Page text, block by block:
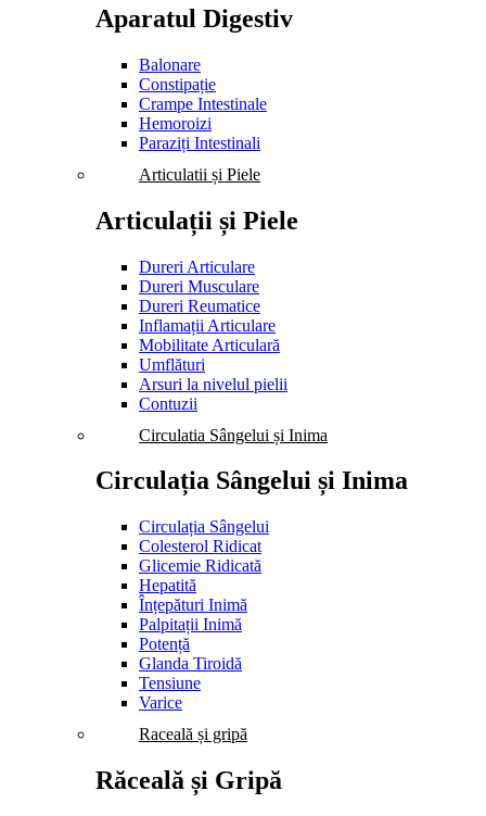
Aparatul Digestiv
Balonare
Constipație
Crampe Intestinale
Hemoroizi
Paraziți Intestinali
Articulatii și Piele
Articulații și Piele
Dureri Articulare
Dureri Musculare
Dureri Reumatice
Inflamații Articulare
Mobilitate Articulară
Umflături
Arsuri la nivelul pielii
Contuzii
Circulatia Sângelui și Inima
Circulația Sângelui și Inima
Circulația Sângelui
Colesterol Ridicat
Glicemie Ridicată
Hepatită
Înțepături Inimă
Palpitații Inimă
Potență
Glanda Tiroidă
Tensiune
Varice
Raceală și gripă
Răceală și Gripă